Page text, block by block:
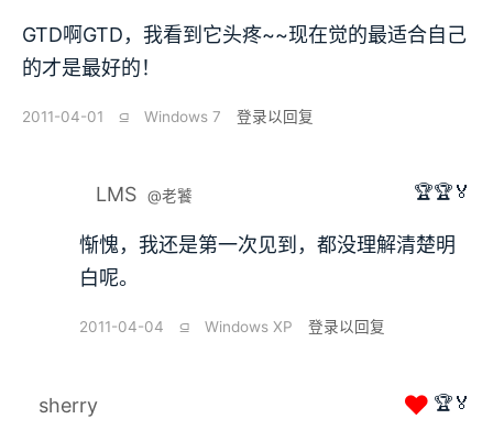
GTD啊GTD，我看到它头疼~~现在觉的最适合自己
的才是最好的！
2011-04-01 ⫑ Windows 7 登录以回复
LMS @老饕 🏆🏆🏅
惭愧，我还是第一次见到，都没理解清楚明
白呢。
2011-04-04 ⫑ Windows XP 登录以回复
sherry ❤ 🏆🏅